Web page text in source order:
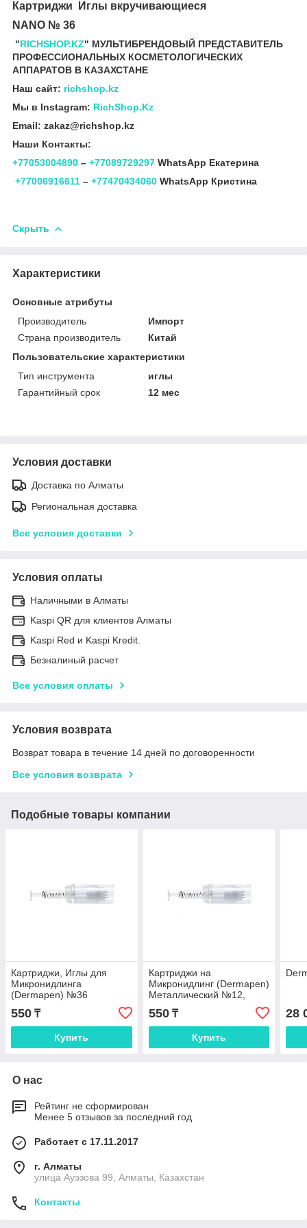
Картриджи Иглы вкручивающиеся
NANO № 36
"RICHSHOP.KZ" МУЛЬТИБРЕНДОВЫЙ ПРЕДСТАВИТЕЛЬ
ПРОФЕССИОНАЛЬНЫХ КОСМЕТОЛОГИЧЕСКИХ
АППАРАТОВ В КАЗАХСТАНЕ
Наш сайт: richshop.kz
Мы в Instagram: RichShop.Kz
Email: zakaz@richshop.kz
Наши Контакты:
+77053004890 – +77089729297 WhatsApp Екатерина
+77006916611 – +77470434060 WhatsApp Кристина
Скрыть
Характеристики
Основные атрибуты
Производитель
Импорт
Страна производитель
Китай
Пользовательские характеристики
Тип инструмента
иглы
Гарантийный срок
12 мес
Условия доставки
Доставка по Алматы
Региональная доставка
Все условия доставки
Условия оплаты
Наличными в Алматы
Kaspi QR для клиентов Алматы
Kaspi Red и Kaspi Kredit.
Безналиный расчет
Все условия оплаты
Условия возврата
Возврат товара в течение 14 дней по договоренности
Все условия возврата
Подобные товары компании
Картриджи, Иглы для
Микронидлинга
(Dermapen) №36
550 ₸
Купить
Картриджи на
Микронидлинг (Dermapen)
Металлический №12,
550₸
Купить
28
О нас
Рейтинг не сформирован
Менее 5 отзывов за последний год
Работает с 17.11.2017
г. Алматы
улица Ауэзова 99, Алматы, Казахстан
Контакты